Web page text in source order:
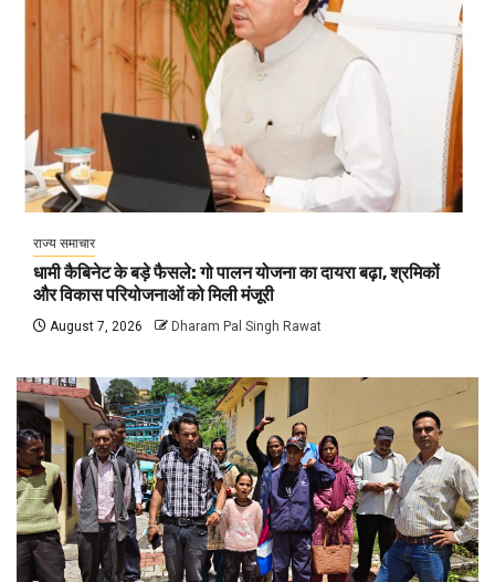
राज्य समाचार
धामी कैबिनेट के बड़े फैसले: गो पालन योजना का दायरा बढ़ा, श्रमिकों
और विकास परियोजनाओं को मिली मंजूरी
August 7, 2026 Dharam Pal Singh Rawat